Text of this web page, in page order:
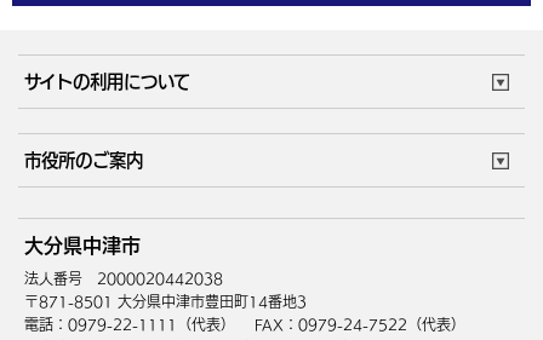
体育施設予約状況 ご意見・ご要望
成人・仕事
住まい・引越 ごみ・環境
健康・医療 障がい・福祉
高齢・介護
サイトの利用について
サイトマップ
市役所のご案内
庁舎地図 組織案内
中津市へのアクセス
大分県中津市
法人番号 2000020442038
〒871-8501 大分県中津市豊田町14番地3
電話：0979-22-1111（代表）
FAX：0979-24-7522（代表）